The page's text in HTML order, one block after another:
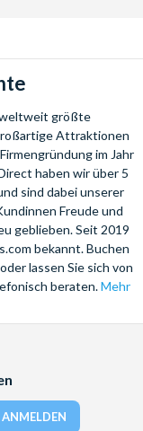
größte
Attraktionen
im Jahr
haben wir über 5
sind dabei unserer
Freude und
geblieben. Seit 2019
bekannt. Buchen
lassen Sie sich von
beraten.Mehr